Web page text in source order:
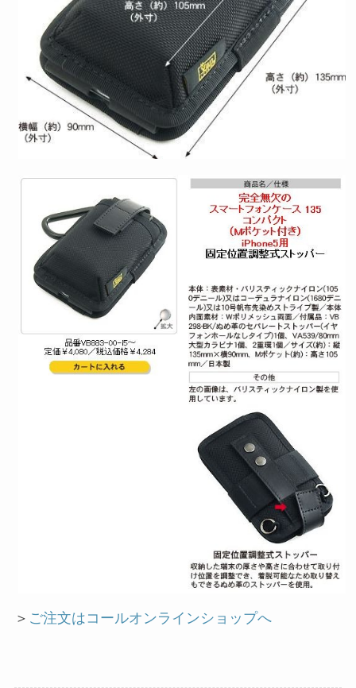
＞ ご注文はコールオンラインショップへ